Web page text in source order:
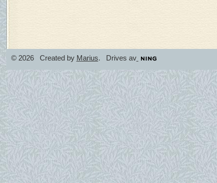
© 2026 Created by Marius. Drives av